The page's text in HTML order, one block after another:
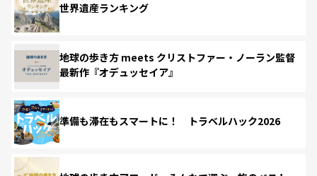
世界遺産ランキング
地球の歩き方 meets クリストファー・ノーラン監督
最新作『オデュッセイア』
準備も滞在もスマートに！ トラベルハック2026